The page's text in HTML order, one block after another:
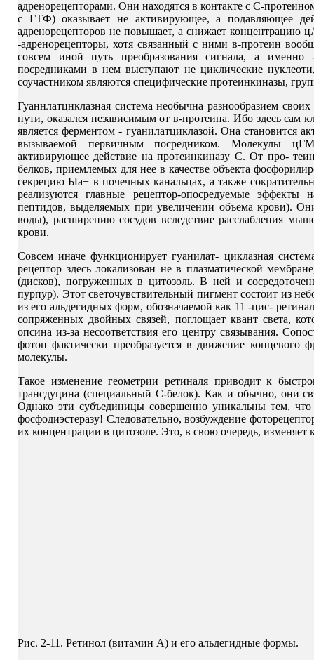
адренорецепторами. Они находятся в контакте с С-
с ГТФ) оказывает не активирующее, а подавляющее
адренорецепторов не повышает, а снижает
-адренорецепторы, хотя связанный с ними в-протеин
совсем иной путь преобразования сигнала, а
посредниками в нем выступают не циклические
соучастником являются специфические протеинкиназы,
Гуаннлатцнклазная система необычна разнообразием
пути, оказался независимым от в-протеина. Ибо здесь сам
является ферментом - гуанилатциклазой. Она становится
вызываемой первичным посредником. Молекулы
активирующее действие на протеинкиназу С. От про-
белков, приемлемых для нее в качестве объекта
секрецию Ыа+ в почечных канальцах, а также
реализуются главные рецептор-опосредуемые эффекты
пептидов, выделяемых при увеличении объема крови).
воды), расширению сосудов вследствие расслабления
крови.
Совсем иначе функционирует гуанилат- циклазная
рецептор здесь локализован не в плазматической
(дисков), погруженных в цитозоль. В ней и
пурпур). Этот светочувствительный пигмент состоит из
из его альдегидных форм, обозначаемой как 11 -цис-
сопряженных двойных связей, поглощает квант света,
опсина из-за несоответствия его центру связывания.
фотон фактически преобразуется в движение концевого
молекулы.
Такое изменение геометрии ретиналя приводит к
трансдуцина (специальный С-белок). Как и обычно, они
Однако эти субъединицы совершенно уникальны тем,
фосфодиэстеразу! Следовательно, возбуждение
их концентрации в цитозоле. Это, в свою очередь,
Рис. 2-11. Ретинол (витамин А) и его альдегидные формы.